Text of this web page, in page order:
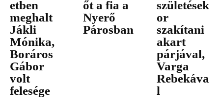
etben
meghalt
Jákli
Mónika,
Boráros
Gábor
volt
felesége
őt a fia a
Nyerő
Párosban
születések
or
szakítani
akart
párjával,
Varga
Rebekáva
l